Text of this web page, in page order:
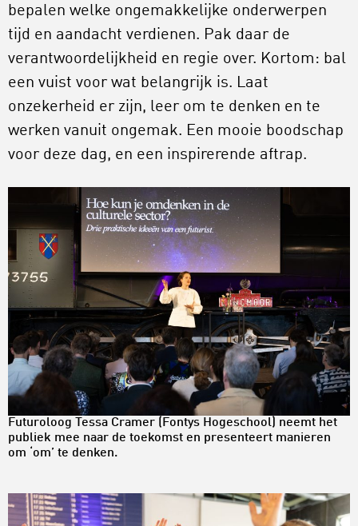
bepalen welke ongemakkelijke onderwerpen
tijd en aandacht verdienen. Pak daar de
verantwoordelijkheid en regie over. Kortom: bal
een vuist voor wat belangrijk is. Laat
onzekerheid er zijn, leer om te denken en te
werken vanuit ongemak. Een mooie boodschap
voor deze dag, en een inspirerende aftrap.
Futuroloog Tessa Cramer (Fontys Hogeschool) neemt het
publiek mee naar de toekomst en presenteert manieren
om ‘om’ te denken.